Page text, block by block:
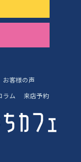
お客様の声
ラム 来店予約